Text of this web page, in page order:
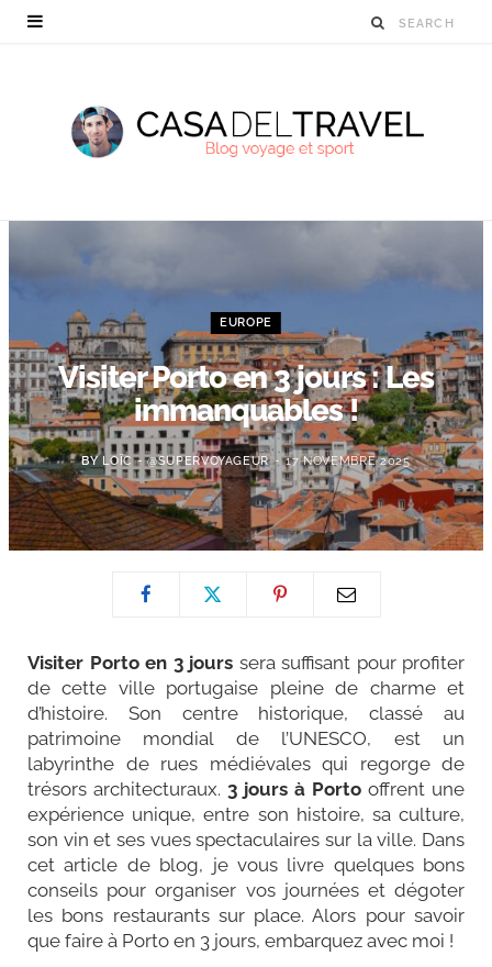
EUROPE
Visiter Porto en 3 jours : Les
immanquables !
BY LOÏC - @SUPERVOYAGEUR 17 NOVEMBRE 2025
Visiter Porto en 3 jours sera suffisant pour profiter
de cette ville portugaise pleine de charme et
d’histoire. Son centre historique, classé au
patrimoine mondial de l’UNESCO, est un
labyrinthe de rues médiévales qui regorge de
trésors architecturaux. 3 jours à Porto offrent une
expérience unique, entre son histoire, sa culture,
son vin et ses vues spectaculaires sur la ville. Dans
cet article de blog, je vous livre quelques bons
conseils pour organiser vos journées et dégoter
les bons restaurants sur place. Alors pour savoir
que faire à Porto en 3 jours, embarquez avec moi !